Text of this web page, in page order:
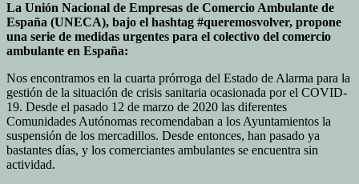
La Unión Nacional de Empresas de Comercio Ambulante de
España (UNECA), bajo el hashtag #queremosvolver, propone
una serie de medidas urgentes para el colectivo del comercio
ambulante en España:
Nos encontramos en la cuarta prórroga del Estado de Alarma para la
gestión de la situación de crisis sanitaria ocasionada por el COVID-
19. Desde el pasado 12 de marzo de 2020 las diferentes
Comunidades Autónomas recomendaban a los Ayuntamientos la
suspensión de los mercadillos. Desde entonces, han pasado ya
bastantes días, y los comerciantes ambulantes se encuentra sin
actividad.